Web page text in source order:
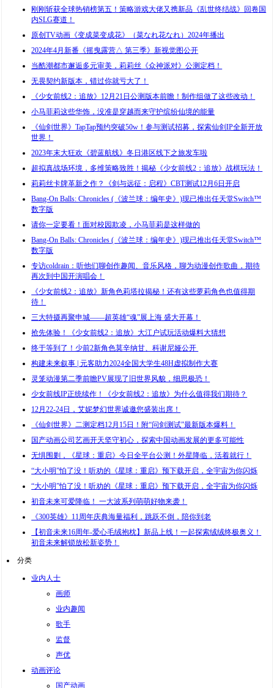
刚刚斩获全球热销榜第五！策略游戏大佬又携新品《乱世终结战》回卷国
内SLG赛道！
原创TV动画《变成菜变成花》（菜なれ花なれ）2024年播出
2024年4月新番《摇曳露营△ 第三季》新视觉图公开
当酷潮都市邂逅多元审美，莉莉丝《众神派对》公测定档！
无畏契约新版本，错过你就亏大了！
《少女前线2：追放》12月21日公测版本前瞻！制作组做了这些改动！
小马菲莉这些华饰，没准是穿越而来守护缤纷仙境的能量
《仙剑世界》TapTap预约突破50w！参与测试招募，探索仙剑IP全新开放
世界！
2023年末大狂欢《碧蓝航线》冬日港区线下之旅发车啦
超拟真战场环境，多维策略致胜！揭秘《少女前线2：追放》战棋玩法！
莉莉丝卡牌革新之作？《剑与远征：启程》CBT测试12月6日开启
Bang-On Balls: Chronicles (《波兰球：编年史》)现已推出任天堂Switch™
数字版
请你一定要看！面对校园欺凌，小马菲莉是这样做的
Bang-On Balls: Chronicles (《波兰球：编年史》)现已推出任天堂Switch™
数字版
专访coldrain：听他们聊创作趣闻、音乐风格，聊为动漫创作歌曲，期待
再次到中国开演唱会！
《少女前线2：追放》新角色莉塔拉揭秘！还有这些萝莉角色也值得期
待！
三大特摄再聚申城——超英雄“魂”展上海 盛大开幕！
抢先体验！《少女前线2：追放》大江户试玩活动爆料大猜想
终于等到了！少前2新角色莫辛纳甘、科谢尼娅公开
构建未来叙事 | 元客助力2024全国大学生48H虚拟制作大赛
灵笼动漫第二季前瞻PV展现了旧世界风貌，细思极恐！
少女前线IP正统续作！《少女前线2：追放》为什么值得我们期待？
12月22-24日，艾妮梦幻世界诚邀您盛装出席！
《仙剑世界》二测定档12月15日！附“问剑测试”最新版本爆料！
国产动画公司艺画开天坚守初心，探索中国动画发展的更多可能性
无惧围剿，《星球：重启》今日全平台公测！外星降临，活着就行！
“大小明”怕了没！听劝的《星球：重启》预下载开启，全宇宙为你闪烁
“大小明”怕了没！听劝的《星球：重启》预下载开启，全宇宙为你闪烁
初音未来可爱降临！ 一大波系列萌萌好物来袭！
《300英雄》11周年庆典海量福利，跳跃不倒，陪你到老
【初音未来16周年-爱心毛绒抱枕】新品上线！一起探索绒绒终极奥义！
初音未来解锁放松新姿势！
分类
业内人士
画师
业内趣闻
歌手
监督
声优
动画评论
国产动画